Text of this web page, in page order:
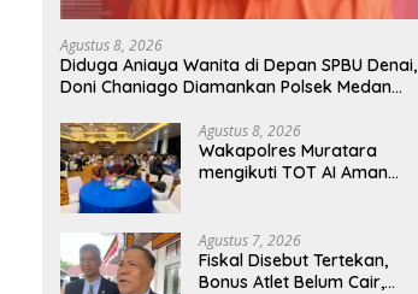
Agustus 8, 2026
Diduga Aniaya Wanita di Depan SPBU Denai,
Doni Chaniago Diamankan Polsek Medan
Agustus 8, 2026
Wakapolres Muratara
mengikuti TOT AI Aman
Agustus 7, 2026
Fiskal Disebut Tertekan,
Bonus Atlet Belum Cair,